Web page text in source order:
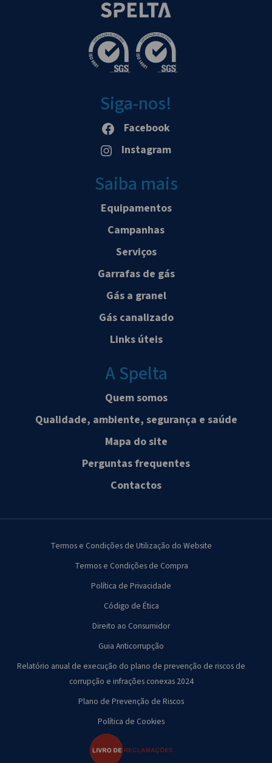
Siga-nos!
Facebook
Instagram
Saiba mais
Equipamentos
Campanhas
Serviços
Garrafas de gás
Gás a granel
Gás canalizado
Links úteis
A Spelta
Quem somos
Qualidade, ambiente, segurança e saúde
Mapa do site
Perguntas frequentes
Contactos
Termos e Condições de Utilização do Website
Termos e Condições de Compra
Política de Privacidade
Código de Ética
Direito ao Consumidor
Guia Anticorrupção
Relatório anual de execução do plano de prevenção de riscos de
corrupção e infrações conexas 2024
Plano de Prevenção de Riscos
Política de Cookies